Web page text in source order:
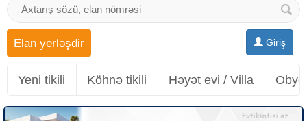
Giriş
Elan yerləşdir
Yeni tikili Köhnə tikili Həyət evi / Villa